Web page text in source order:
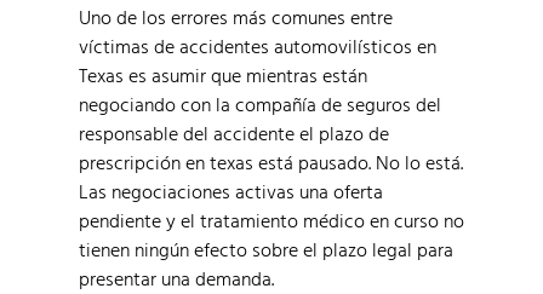
Uno de los errores más comunes entre
víctimas de accidentes automovilísticos en
Texas es asumir que mientras están
negociando con la compañía de seguros del
responsable del accidente el plazo de
prescripción en texas está pausado. No lo está.
Las negociaciones activas una oferta
pendiente y el tratamiento médico en curso no
tienen ningún efecto sobre el plazo legal para
presentar una demanda.